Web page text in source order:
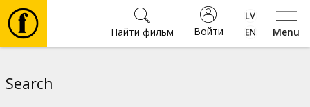
Menu
Войти
Найти фильм
Search